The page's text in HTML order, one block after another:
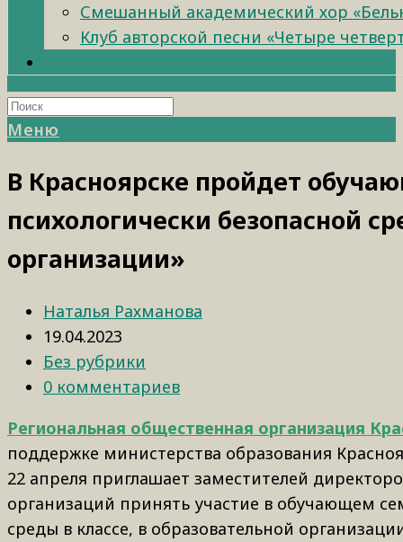
Смешанный академический хор
Клуб авторской песни «Четыре
Меню
В Красноярске пройдет
психологически безопасной
организации»
Наталья Рахманова
19.04.2023
Без рубрики
0 комментариев
Региональная общественная организация
поддержке министерства образования
22 апреля приглашает заместителей
организаций принять участие в обучающем
среды в классе, в образовательной